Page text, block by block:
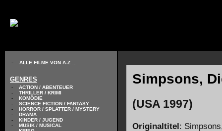
- ALLE FILME VON A-Z
GENRES
-
-
-
-
-
-
-
-
ACTION / ABENTEUER
THRILLER / KRIMI
KOMÖDIE
SCIENCE FICTION / FANTASY
HORROR / SPLATTER / MYSTERY
DRAMA
KINDER / JUGEND
MUSIK / MUSICAL
Simpsons,
(USA 1997)
Originaltitel :